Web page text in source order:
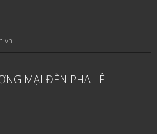
MẠI ĐÈN PHA LÊ